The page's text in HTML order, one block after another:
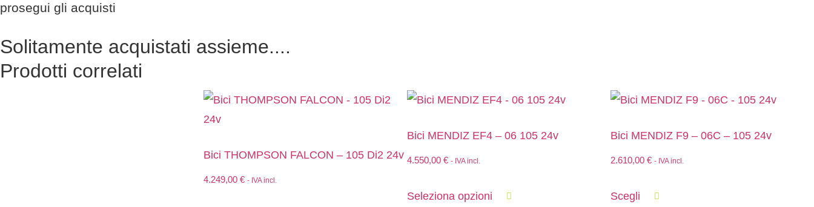
prosegui gli acquisti
Solitamente acquistati assieme....
Prodotti correlati
Bici THOMPSON FALCON – 105 Di2 24v
4.249,00 € - IVA incl.
Bici MENDIZ EF4 – 06 105 24v
4.550,00 € - IVA incl.
Seleziona opzioni
Bici MENDIZ F9 – 06C – 105 24v
2.610,00 € - IVA incl.
Scegli